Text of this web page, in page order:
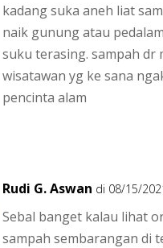
kadang suka aneh liat
naik gunung atau
suku terasing. sampah dr
wisatawan yg ke sana
pencinta alam
Rudi G. Aswan di 08/15/
Sebal banget kalau lihat
sampah sembarangan di